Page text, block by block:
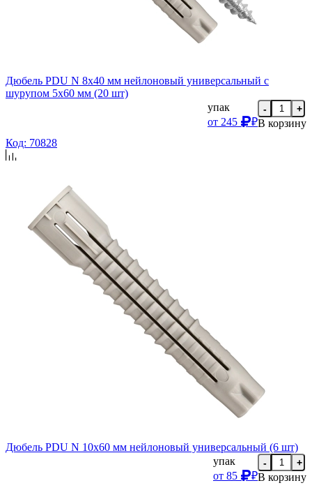
Дюбель PDU N 8х40 мм нейлоновый универсальный с
шурупом 5х60 мм (20 шт)
упак
от 245 ₽
- +
В корзину
Код: 70828
Дюбель PDU N 10х60 мм нейлоновый универсальный (6 шт)
упак
от 85 ₽
- +
В корзину